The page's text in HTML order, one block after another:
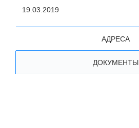
19.03.2019
АДРЕСА
ДОКУМЕНТЫ